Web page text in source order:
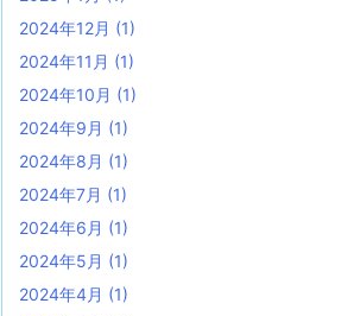
2024年12月 (1)
2024年11月 (1)
2024年10月 (1)
2024年9月 (1)
2024年8月 (1)
2024年7月 (1)
2024年6月 (1)
2024年5月 (1)
2024年4月 (1)